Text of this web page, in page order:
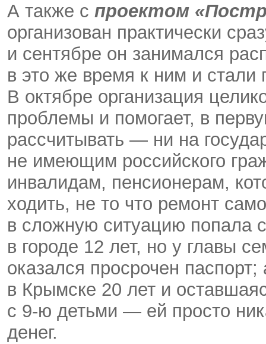
А также с проектом
организован практически
и сентябре он занимался
в это же время к ним и стали
В октябре организация
проблемы и помогает, в
рассчитывать — ни на
не имеющим российского
инвалидам, пенсионерам,
ходить, не то что ремонт
в сложную ситуацию попала
в городе 12 лет, но у главы
оказался просрочен
в Крымске 20 лет и
с 9-ю детьми — ей просто
денег.